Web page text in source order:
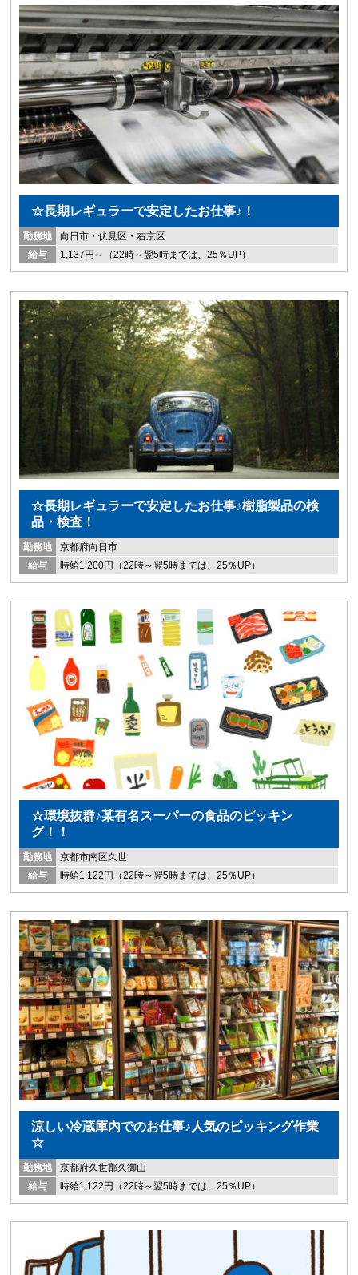
☆長期レギュラーで安定したお仕事♪！
勤務地
向日市・伏見区・右京区
給与
1,137円～（22時～翌5時までは、25％UP）
☆長期レギュラーで安定したお仕事♪樹脂製品の検
品・検査！
勤務地
京都府向日市
給与
時給1,200円（22時～翌5時までは、25％UP）
☆環境抜群♪某有名スーパーの食品のピッキン
グ！！
勤務地
京都市南区久世
給与
時給1,122円（22時～翌5時までは、25％UP）
涼しい冷蔵庫内でのお仕事♪人気のピッキング作業
☆
勤務地
京都府久世郡久御山
給与
時給1,122円（22時～翌5時までは、25％UP）